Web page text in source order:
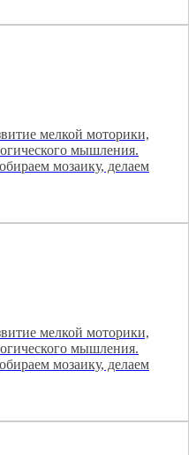
мелкой моторики,
мышления.
мозаику, делаем
мелкой моторики,
мышления.
мозаику, делаем